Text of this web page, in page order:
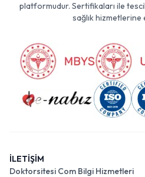
platformudur. Sertifikaları ile
sağlık hizmetlerine
İLETİŞİM
Doktorsitesi Com Bilgi Hizmetleri